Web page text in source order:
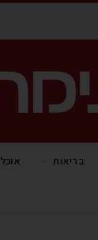
בריאות אוכל